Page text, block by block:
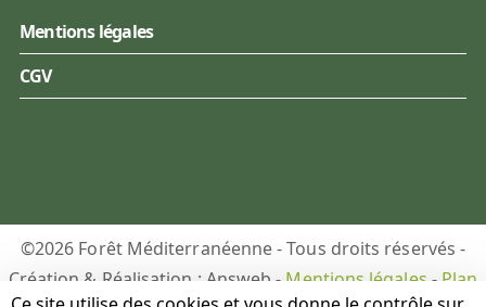
Mentions légales
CGV
©2026 Forêt Méditerranéenne - Tous droits réservés -
Création & Réalisation : Answeb - Mentions légales - Plan